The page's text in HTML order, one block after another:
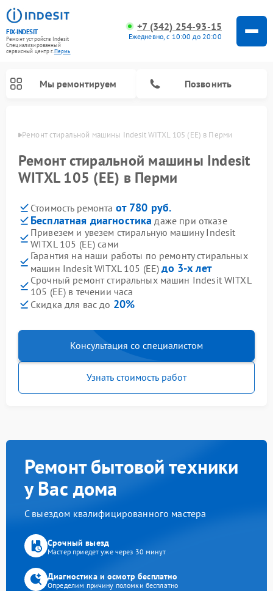
FIX-INDESIT
Ремонт устройств Indesit
Специализированный
cервисный центр г.Пермь
+7 (342) 254-93-15
Ежедневно, с 10:00 до 20:00
Мы ремонтируем Позвонить
Ремонт стиральной машины Indesit WITXL 105 (EE) в Перми
Ремонт стиральной машины Indesit
WITXL 105 (EE) в Перми
Стоимость ремонта от 780 руб.
Бесплатная диагностика даже при отказе
Привезем и увезем стиральную машину Indesit
WITXL 105 (EE) сами
Гарантия на наши работы по ремонту стиральных
машин Indesit WITXL 105 (EE)до 3-х лет
Срочный ремонт стиральных машин Indesit WITXL
105 (EE) в течении часа
Скидка для вас до 20%
Консультация со специалистом
Узнать стоимость работ
Ремонт бытовой техники
у Вас дома
С выездом квалифицированного мастера
Срочный выезд
Мастер приедет уже через 30 минут
Диагностика и осмотр бесплатно
Определим причину поломки бесплатно